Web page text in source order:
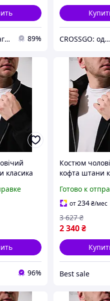
Інтернет-магазин OK Shop 89% CROSSGO: одежда и обувь для динамичной жизни
класика
96%
Костюм
кофта штани
Готово к
от234₴/мес
2 340₴
3 627 ₴
Best sale